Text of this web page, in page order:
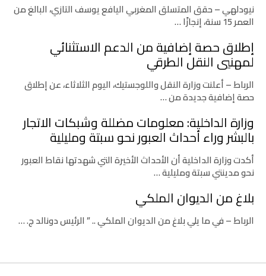
نيودلهي – حقق المتسلق المغربي اليافع يوسف التازي، البالغ من
العمر 15 سنة، إنجازًا …
إطلاق حصة إضافية من الدعم الاستثنائي
لمهنيي النقل الطرقي
الرباط – أعلنت وزارة النقل واللوجستيك، اليوم الثلاثاء، عن إطلاق
حصة إضافية جديدة من …
وزارة الداخلية: معلومات مضللة وشبكات الاتجار
بالبشر وراء أحداث العبور نحو سبتة ومليلية
أكدت وزارة الداخلية أن الأحداث الأخيرة التي شهدتها نقاط العبور
نحو مدينتي سبتة ومليلية …
بلاغ من الديوان الملكي
الرباط – في ما يلي بلاغ من الديوان الملكي .. ” الرئيس دونالد ج. …